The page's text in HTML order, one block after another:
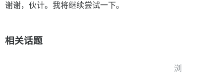
谢谢，伙计。我将继续尝试一下。
相关话题
浏